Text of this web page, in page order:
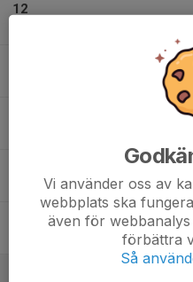
12
19:00
Lila grupp 8-10 år
Griffelvägen 11
Vi använder oss av
webbplats ska
även för
förbättra
Så